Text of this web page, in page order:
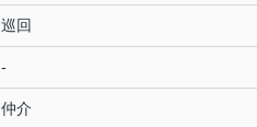
巡回
-
仲介